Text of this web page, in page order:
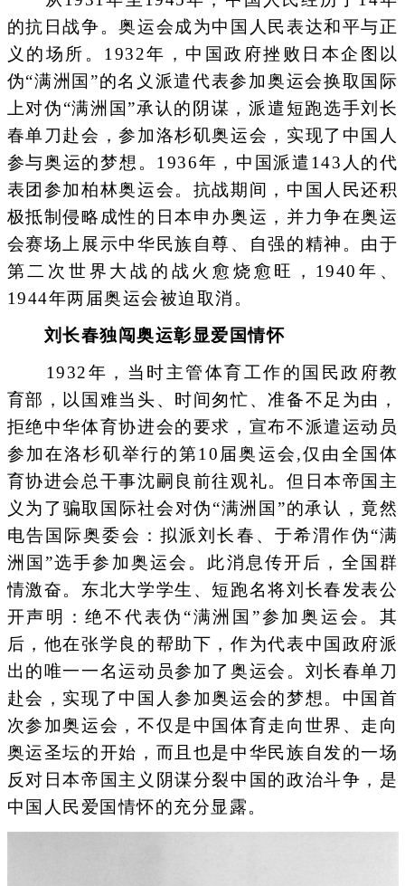
的抗日战争。奥运会成为中国人民表达和平与正
义的场所。1932年，中国政府挫败日本企图以
伪“满洲国”的名义派遣代表参加奥运会换取国际
上对伪“满洲国”承认的阴谋，派遣短跑选手刘长
春单刀赴会，参加洛杉矶奥运会，实现了中国人
参与奥运的梦想。1936年，中国派遣143人的代
表团参加柏林奥运会。抗战期间，中国人民还积
极抵制侵略成性的日本申办奥运，并力争在奥运
会赛场上展示中华民族自尊、自强的精神。由于
第二次世界大战的战火愈烧愈旺，1940年、
1944年两届奥运会被迫取消。
刘长春独闯奥运彰显爱国情怀
1932年，当时主管体育工作的国民政府教
育部，以国难当头、时间匆忙、准备不足为由，
拒绝中华体育协进会的要求，宣布不派遣运动员
参加在洛杉矶举行的第10届奥运会,仅由全国体
育协进会总干事沈嗣良前往观礼。但日本帝国主
义为了骗取国际社会对伪“满洲国”的承认，竟然
电告国际奥委会：拟派刘长春、于希渭作伪“满
洲国”选手参加奥运会。此消息传开后，全国群
情激奋。东北大学学生、短跑名将刘长春发表公
开声明：绝不代表伪“满洲国”参加奥运会。其
后，他在张学良的帮助下，作为代表中国政府派
出的唯一一名运动员参加了奥运会。刘长春单刀
赴会，实现了中国人参加奥运会的梦想。中国首
次参加奥运会，不仅是中国体育走向世界、走向
奥运圣坛的开始，而且也是中华民族自发的一场
反对日本帝国主义阴谋分裂中国的政治斗争，是
中国人民爱国情怀的充分显露。